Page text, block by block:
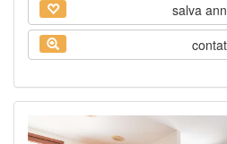
salva
Previous